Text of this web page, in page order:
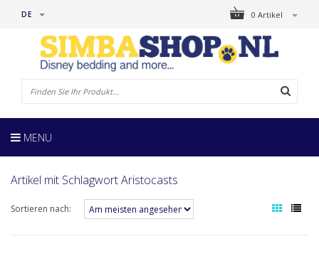
0 Artikel
DE
MENU
Artikel mit Schlagwort Aristocasts
Sortieren nach: